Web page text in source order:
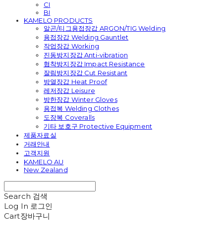
CI
BI
KAMELO PRODUCTS
알곤/티그용접장갑 ARGON/TIG Welding
용접장갑 Welding Gauntlet
작업장갑 Working
진동방지장갑 Anti-vibration
협착방지장갑 Impact Resistance
잘림방지장갑 Cut Resistant
방열장갑 Heat Proof
레저장갑 Leisure
방한장갑 Winter Gloves
용접복 Welding Clothes
도장복 Coveralls
기타 보호구 Protective Equipment
제품자료실
거래안내
고객지원
KAMELO AU
New Zealand
Search 검색
Log In 로그인
Cart장바구니